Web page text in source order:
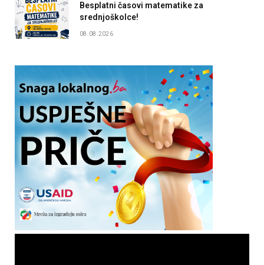
Besplatni časovi matematike za
srednjoškolce!
08.08.2026